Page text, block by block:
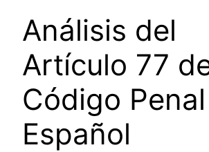
Análisis del
Artículo 77
Código Penal
Español